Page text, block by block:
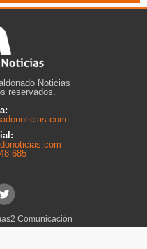
Noticias
reservados.
685
Comunicación